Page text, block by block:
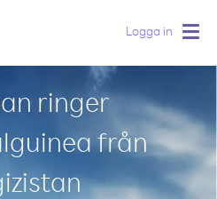
Logga in
ringer
från